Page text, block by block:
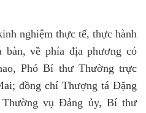
nghiệm thực tế, thực hành
bàn, về phía địa phương có
Phó Bí thư Thường trực
đồng chí Thượng tá Đặng
vụ Đảng ủy, Bí thư